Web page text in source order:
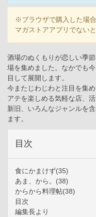
※ブラウザで購入した場
マガストアアプリでない
酒場のぬくもりが恋しい季
場を集めました。なかでも
目して展開します。
今またじわじわと注目を集
アテを楽しめる気軽な店、
新旧、いろんなジャンルを
ます。
目次
食にかまけず(35)
あま、から。(38)
からから料理帖(38)
目次
編集長より